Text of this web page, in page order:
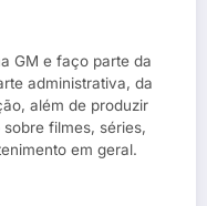
GM e faço parte da
administrativa, da
além de produzir
filmes, séries,
em geral.